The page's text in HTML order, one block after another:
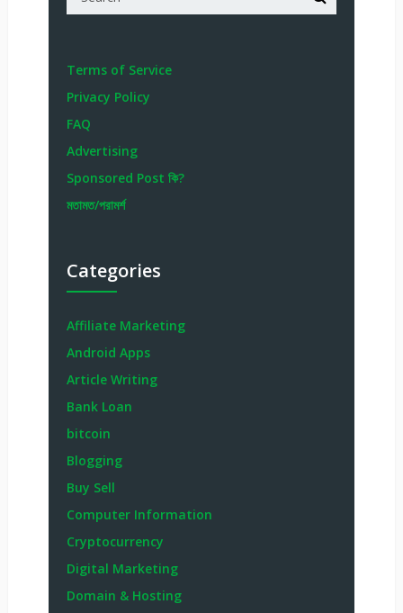
Terms of Service
Privacy Policy
FAQ
Advertising
Sponsored Post কি?
মতামত/পরামর্শ
Categories
Affiliate Marketing
Android Apps
Article Writing
Bank Loan
bitcoin
Blogging
Buy Sell
Computer Information
Cryptocurrency
Digital Marketing
Domain & Hosting